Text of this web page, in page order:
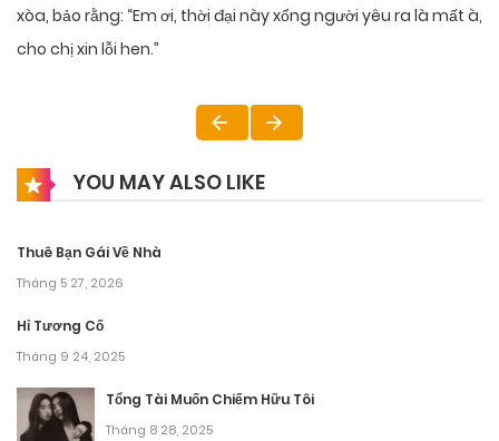
xòa, bảo rằng: “Em ơi, thời đại này xổng người yêu ra là mất à,
cho chị xin lỗi hen.”
YOU MAY ALSO LIKE
Thuê Bạn Gái Về Nhà
Tháng 5 27, 2026
Hỉ Tương Cố
Tháng 9 24, 2025
Tổng Tài Muốn Chiếm Hữu Tôi
Tháng 8 28, 2025